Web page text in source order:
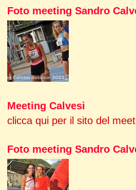
Foto meeting Sandro
Meeting Calvesi
clicca qui per il sito del
Foto meeting Sandro